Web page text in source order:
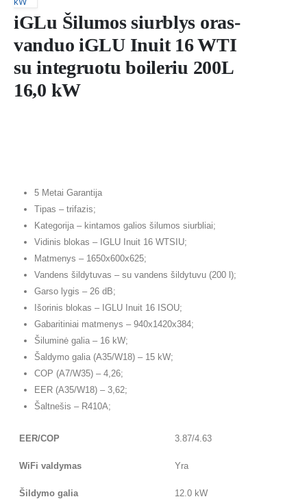
iGLu Šilumos siurblys oras-
vanduo iGLU Inuit 16 WTI
su integruotu boileriu 200L
16,0 kW
5 Metai Garantija
Tipas – trifazis;
Kategorija – kintamos galios šilumos siurbliai;
Vidinis blokas – IGLU Inuit 16 WTSIU;
Matmenys – 1650x600x625;
Vandens šildytuvas – su vandens šildytuvu (200 l);
Garso lygis – 26 dB;
Išorinis blokas – IGLU Inuit 16 ISOU;
Gabaritiniai matmenys – 940x1420x384;
Šiluminė galia – 16 kW;
Šaldymo galia (A35/W18) – 15 kW;
COP (A7/W35) – 4,26;
EER (A35/W18) – 3,62;
Šaltnešis – R410A;
EER/COP 3.87/4.63
WiFi valdymas Yra
Šildymo galia 12.0 kW